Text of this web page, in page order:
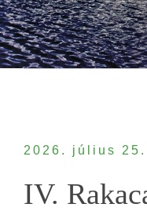
2026. július 25.
IV.